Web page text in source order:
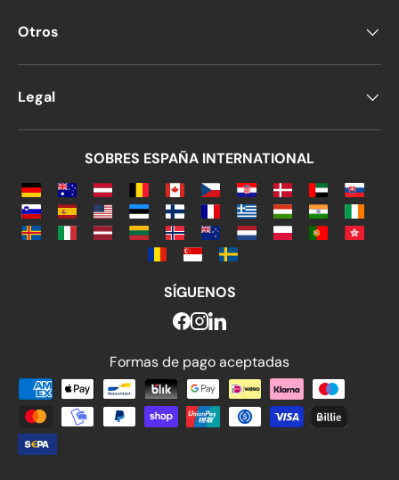
Otros
Legal
SOBRES ESPAÑA INTERNATIONAL
SÍGUENOS
Formas de pago aceptadas
Formas de pago aceptadas